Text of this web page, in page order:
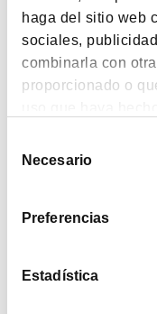
haga del sitio web
sociales,
combinarla con
proporcionado o
deNecesario
Preferencias
Estadística
David Abrams El